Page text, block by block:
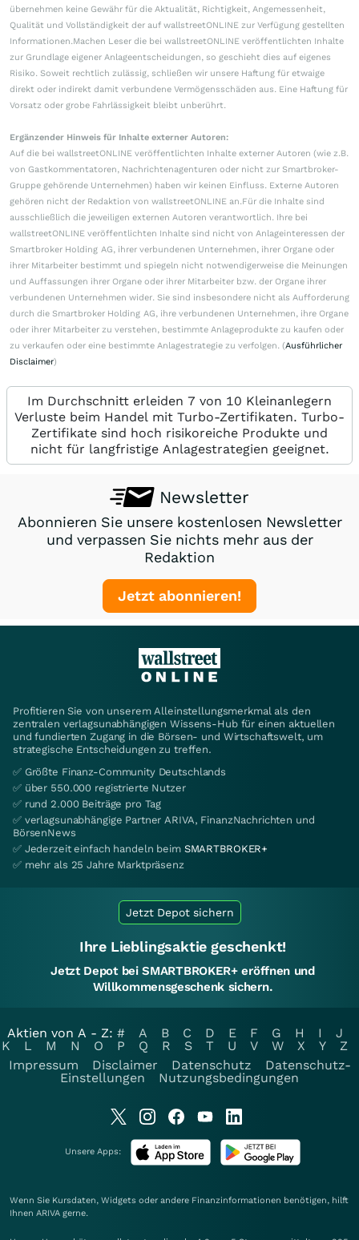
übernehmen keine Gewähr für die Aktualität, Richtigkeit, Angemessenheit,
Qualität und Vollständigkeit der auf wallstreetONLINE zur Verfügung gestellten
Informationen.Machen Leser die bei wallstreetONLINE veröffentlichten Inhalte
zur Grundlage eigener Anlageentscheidungen, so geschieht dies auf eigenes
Risiko. Soweit rechtlich zulässig, schließen wir unsere Haftung für etwaige
direkt oder indirekt damit verbundene Vermögensschäden aus. Eine Haftung für
Vorsatz oder grobe Fahrlässigkeit bleibt unberührt.
Ergänzender Hinweis für Inhalte externer Autoren:
Auf die bei wallstreetONLINE veröffentlichten Inhalte externer Autoren (wie z.B.
von Gastkommentatoren, Nachrichtenagenturen oder nicht zur Smartbroker-
Gruppe gehörende Unternehmen) haben wir keinen Einfluss. Externe Autoren
gehören nicht der Redaktion von wallstreetONLINE an.Für die Inhalte sind
ausschließlich die jeweiligen externen Autoren verantwortlich. Ihre bei
wallstreetONLINE veröffentlichten Inhalte sind nicht von Anlageinteressen der
Smartbroker Holding AG, ihrer verbundenen Unternehmen, ihrer Organe oder
ihrer Mitarbeiter bestimmt und spiegeln nicht notwendigerweise die Meinungen
und Auffassungen ihrer Organe oder ihrer Mitarbeiter bzw. der Organe ihrer
verbundenen Unternehmen wider. Sie sind insbesondere nicht als Aufforderung
durch die Smartbroker Holding AG, ihre verbundenen Unternehmen, ihre Organe
oder ihrer Mitarbeiter zu verstehen, bestimmte Anlageprodukte zu kaufen oder
zu verkaufen oder eine bestimmte Anlagestrategie zu verfolgen. (Ausführlicher
Disclaimer)
Im Durchschnitt erleiden 7 von 10 Kleinanlegern
Verluste beim Handel mit Turbo-Zertifikaten. Turbo-
Zertifikate sind hoch risikoreiche Produkte und
nicht für langfristige Anlagestrategien geeignet.
Newsletter
Abonnieren Sie unsere kostenlosen Newsletter
und verpassen Sie nichts mehr aus der
Redaktion
Jetzt abonnieren!
Profitieren Sie von unserem Alleinstellungsmerkmal als den
zentralen verlagsunabhängigen Wissens-Hub für einen aktuellen
und fundierten Zugang in die Börsen- und Wirtschaftswelt, um
strategische Entscheidungen zu treffen.
✅ Größte Finanz-Community Deutschlands
✅ über 550.000 registrierte Nutzer
✅ rund 2.000 Beiträge pro Tag
✅ verlagsunabhängige Partner ARIVA, FinanzNachrichten und
BörsenNews
✅ Jederzeit einfach handeln beim SMARTBROKER+
✅ mehr als 25 Jahre Marktpräsenz
Jetzt Depot sichern
Ihre Lieblingsaktie geschenkt!
Jetzt Depot bei SMARTBROKER+ eröffnen und
Willkommensgeschenk sichern.
Aktien von A - Z: # A B C D E F G H I
J
K
L M N O P Q R S T U V W X Y
Z
Impressum
Disclaimer Datenschutz
Datenschutz-
Einstellungen
Nutzungsbedingungen
Unsere Apps:
Wenn Sie Kursdaten, Widgets oder andere Finanzinformationen benötigen, hilft
Ihnen ARIVA gerne.